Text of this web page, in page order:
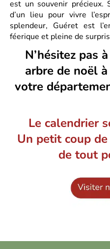
est un souvenir précieux.
d’un lieu pour vivre
splendeur, Guéret est
féerique et pleine de
N’hésitez pas
arbre de noël
votre
Le calendrier
Un petit coup
de tout